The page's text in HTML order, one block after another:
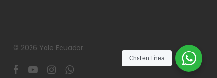
© 2026 Yale Ecuador.
facebookyoutubeinstagramwhatsapp
Chat en Línea